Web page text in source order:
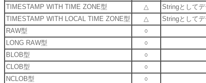
TIMESTAMP WITH TIME ZONE型
△
Stringとしてデ
TIMESTAMP WITH LOCAL TIME ZONE型
△
Stringとしてデ
RAW型
○
LONG RAW型
○
BLOB型
○
CLOB型
○
NCLOB型
○